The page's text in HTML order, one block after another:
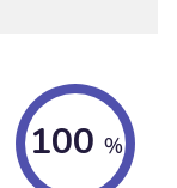
100 %